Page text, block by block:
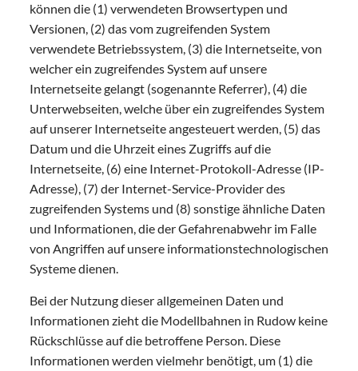
können die (1) verwendeten Browsertypen und
Versionen, (2) das vom zugreifenden System
verwendete Betriebssystem, (3) die Internetseite, von
welcher ein zugreifendes System auf unsere
Internetseite gelangt (sogenannte Referrer), (4) die
Unterwebseiten, welche über ein zugreifendes System
auf unserer Internetseite angesteuert werden, (5) das
Datum und die Uhrzeit eines Zugriffs auf die
Internetseite, (6) eine Internet-Protokoll-Adresse (IP-
Adresse), (7) der Internet-Service-Provider des
zugreifenden Systems und (8) sonstige ähnliche Daten
und Informationen, die der Gefahrenabwehr im Falle
von Angriffen auf unsere informationstechnologischen
Systeme dienen.
Bei der Nutzung dieser allgemeinen Daten und
Informationen zieht die Modellbahnen in Rudow keine
Rückschlüsse auf die betroffene Person. Diese
Informationen werden vielmehr benötigt, um (1) die